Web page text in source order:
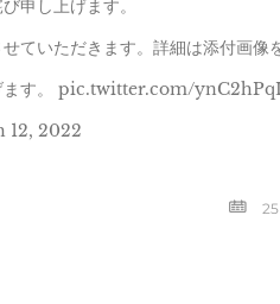
申し上げます。
いただきます。詳細は添付画像
げます。 pic.twitter.com/
12, 2022